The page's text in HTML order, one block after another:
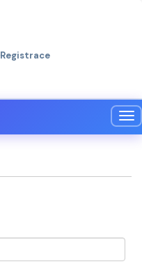
Registrace